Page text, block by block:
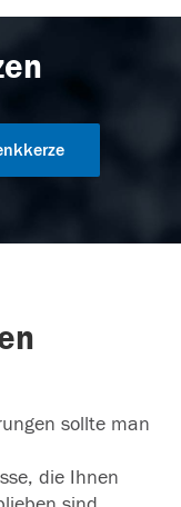
sollte man
die Ihnen